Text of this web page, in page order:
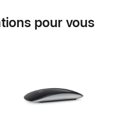
pour vous